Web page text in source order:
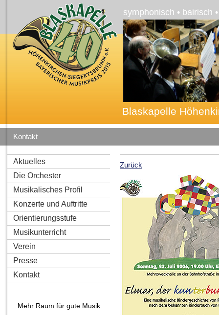
symphonisch • bairisch
Blaskapelle
Kontakt
Aktuelles
Die Orchester
Musikalisches Profil
Konzerte und Auftritte
Orientierungsstufe
Musikunterricht
Verein
Presse
Kontakt
Mehr Raum für gute Musik
Zurück